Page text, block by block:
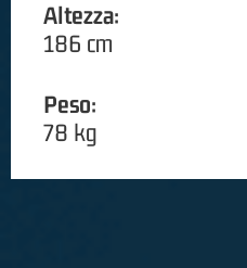
Altezza:
186 cm
Peso:
78 kg